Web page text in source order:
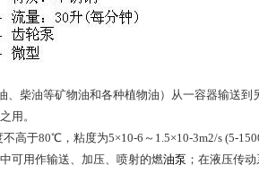
、柴油等矿物油和各种植物油）从一容器输送到
用。
高于80℃，粘度为5×10-6～1.5×10-3m2/s (5-
可用作输送、加压、喷射的燃油泵 ；在液压传